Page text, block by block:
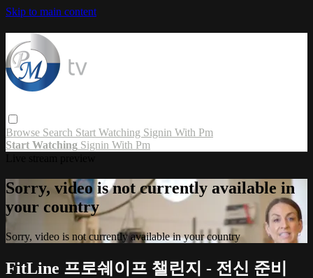
Skip to main content
Browse Search Start Watching Signin With Pm
Start Watching Signin With Pm
Sorry, video is not currently available in
your country
Sorry, video is not currently available in your country
FitLine 프로쉐이프 챌린지 - 전신 준비